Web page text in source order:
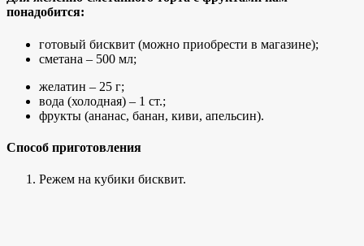
понадобится:
готовый бисквит (можно приобрести в магазине);
сметана – 500 мл;
желатин – 25 г;
вода (холодная) – 1 ст.;
фрукты (ананас, банан, киви, апельсин).
Способ приготовления
Режем на кубики бисквит.